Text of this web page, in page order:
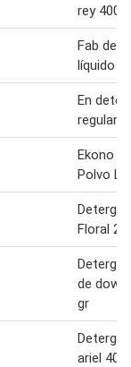
rey 4000
Fab
líquido
En
regular x
Ekono
Polvo
Floral
de
gr
ariel